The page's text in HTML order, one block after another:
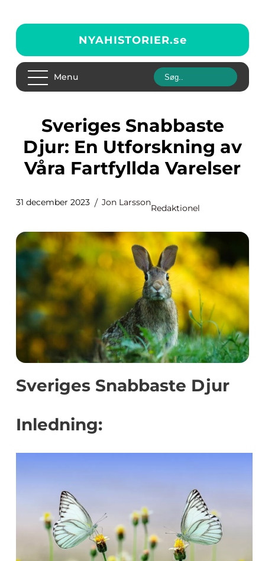
NYAHISTORIER.se
Menu
Sveriges Snabbaste
Djur: En Utforskning av
Våra Fartfyllda Varelser
31 december 2023 Jon Larsson
Redaktionel
Sveriges Snabbaste Djur
Inledning: